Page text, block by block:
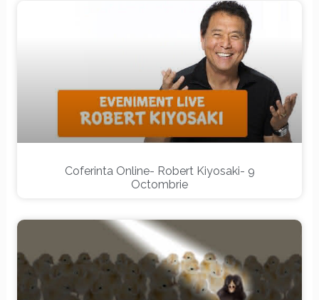
Coferinta Online- Robert Kiyosaki- 9
Octombrie